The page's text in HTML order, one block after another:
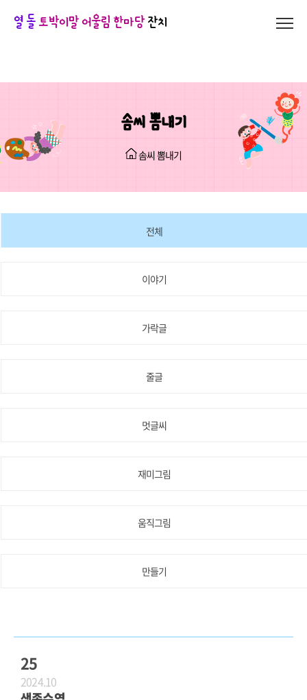
열 돌 토박이말 어울림 한마당잔치
솜씨 뽐내기
솜씨 뽐내기
전체
이야기
가락글
줄글
멋글씨
재미그림
움직그림
만들기
25
2024.10